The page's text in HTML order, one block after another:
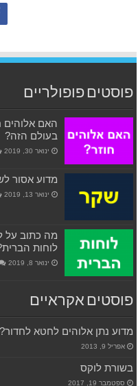
פוסטים פופולריים
האם אלוהים
בעולם הזה?
ינואר 30, 2019
מדוע אסור
ינואר 13, 2019
מה כתוב על
לוחות
ינואר 8, 2019
פוסטים אקראיים
מדוע נתן אלוהים לחטא לחדור?
אפריל 9, 2013
בשורת לוקס
ספטמבר 19, 2017